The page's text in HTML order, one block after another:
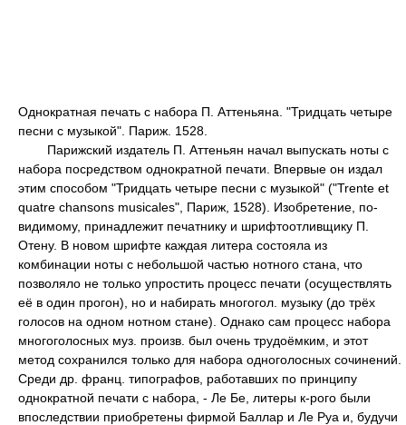
Однократная печать с набора П. Аттеньяна. "Тридцать четыре
песни с музыкой". Париж. 1528.
Парижский издатель П. Аттеньян начал выпускать ноты с
набора посредством однократной печати. Впервые он издал
этим способом "Тридцать четыре песни с музыкой" ("Trente et
quatre chansons musicales", Париж, 1528). Изобретение, по-
видимому, принадлежит печатнику и шрифтоотливщику П.
Отену. В новом шрифте каждая литера состояла из
комбинации ноты с небольшой частью нотного стана, что
позволяло не только упростить процесс печати (осуществлять
её в один прогон), но и набирать многогол. музыку (до трёх
голосов на одном нотном стане). Однако сам процесс набора
многоголосных муз. произв. был очень трудоёмким, и этот
метод сохранился только для набора одноголосных сочинений.
Среди др. франц. типографов, работавших по принципу
однократной печати с набора, - Ле Бе, литеры к-рого были
впоследствии приобретены фирмой Баллар и Ле Руа и, будучи